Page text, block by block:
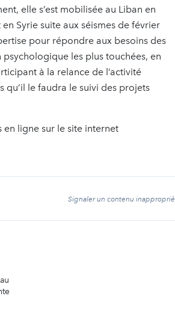
elle s’est mobilisée au Liban en
Syrie suite aux séismes de février
pour répondre aux besoins des
les plus touchées, en
à la relance de l’activité
qu’il le faudra le suivi des projets
en ligne sur le site internet
Signaler un contenu inapproprié